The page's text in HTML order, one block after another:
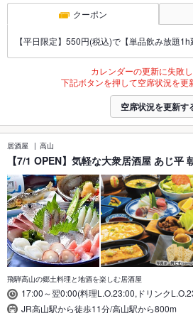
クーポン
【平日限定】550円(税込)で【単品飲み放題1h
カレンダーの更新に失敗し
下記ボタンを押して空席状況を更
空席状況を更新す
居酒屋 高山
【7/1 OPEN】気軽な大衆居酒屋 あじ平
飛騨高山の郷土料理と地酒を楽しむ居酒屋
17:00～翌0:00(料理L.O.23:00,ドリンク
JR高山駅から徒歩11分/高山駅から800m